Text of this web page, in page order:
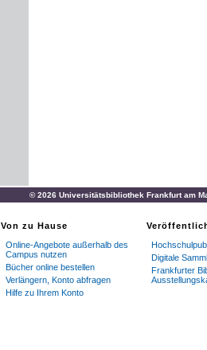
© 2026 Universitätsbibliothek Frankfurt am
Von zu Hause
Online-Angebote außerhalb des
Campus nutzen
Bücher online bestellen
Verlängern, Konto abfragen
Hilfe zu Ihrem Konto
Digitale
Frankfurter